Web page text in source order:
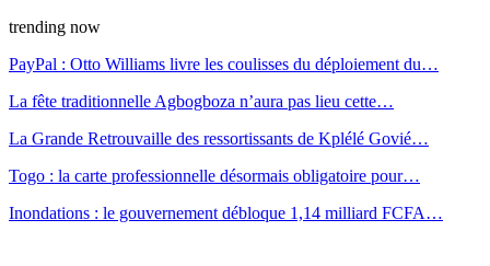
trending now
PayPal : Otto Williams livre les coulisses du déploiement du…
La fête traditionnelle Agbogboza n’aura pas lieu cette…
La Grande Retrouvaille des ressortissants de Kplélé Govié…
Togo : la carte professionnelle désormais obligatoire pour…
Inondations : le gouvernement débloque 1,14 milliard FCFA…